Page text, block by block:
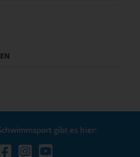
gibt es hier: